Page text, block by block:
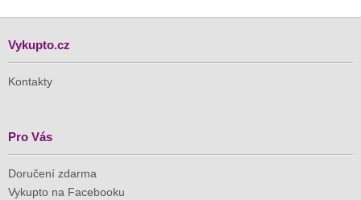
Vykupto.cz
Kontakty
Pro Vás
Doručení zdarma
Vykupto na Facebooku